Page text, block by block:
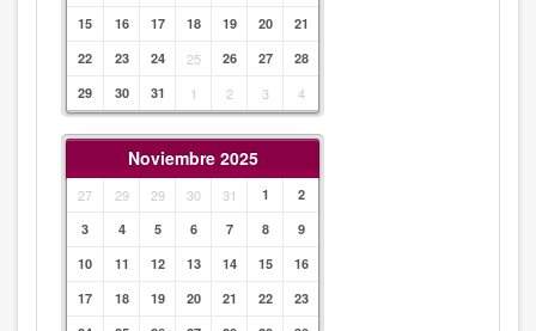
15
16 17 18 19 20
21
22
23 24 25 26 27
28
29
30 31 1 2 3 4
Noviembre 2025
27 29 29 30 31 1
2
3
4 5 6 7 8
9
10
11 12 13 14 15
16
17
18 19 20 21 22
23